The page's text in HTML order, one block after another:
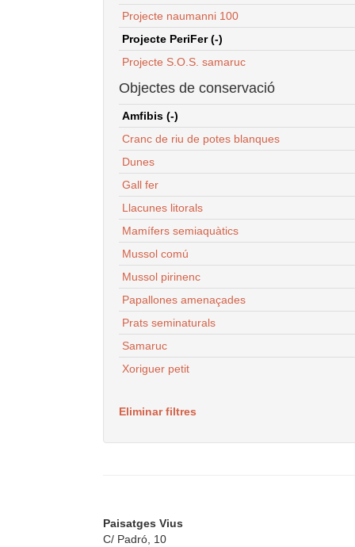
Projecte naumanni 100
Projecte PeriFer (-)
Projecte S.O.S. samaruc
Objectes de conservació
Amfibis (-)
Cranc de riu de potes blanques
Dunes
Gall fer
Llacunes litorals
Mamífers semiaquàtics
Mussol comú
Mussol pirinenc
Papallones amenaçades
Prats seminaturals
Samaruc
Xoriguer petit
Eliminar filtres
Paisatges Vius
C/ Padró, 10